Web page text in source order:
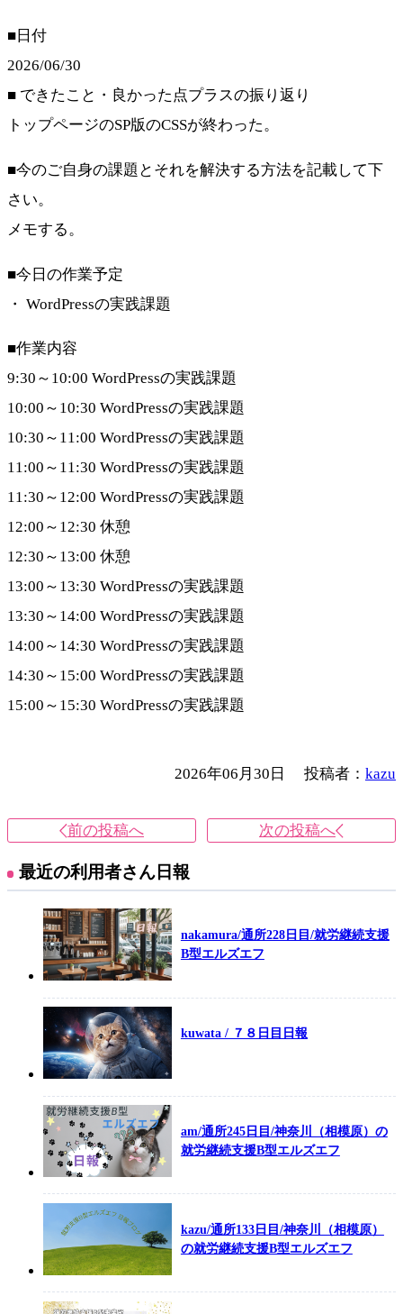
■日付
2026/06/30
■ できたこと・良かった点プラスの振り返り
トップページのSP版のCSSが終わった。
■今のご自身の課題とそれを解決する方法を記載して下
さい。
メモする。
■今日の作業予定
・ WordPressの実践課題
■作業内容
9:30～10:00 WordPressの実践課題
10:00～10:30 WordPressの実践課題
10:30～11:00 WordPressの実践課題
11:00～11:30 WordPressの実践課題
11:30～12:00 WordPressの実践課題
12:00～12:30 休憩
12:30～13:00 休憩
13:00～13:30 WordPressの実践課題
13:30～14:00 WordPressの実践課題
14:00～14:30 WordPressの実践課題
14:30～15:00 WordPressの実践課題
15:00～15:30 WordPressの実践課題
2026年06月30日 投稿者： kazu
前の投稿へ 次の投稿へ
最近の利用者さん日報
nakamura/通所228日目/就労継続支援
B型エルズエフ
kuwata / ７８日目日報
am/通所245日目/神奈川（相模原）の
就労継続支援B型エルズエフ
kazu/通所133日目/神奈川（相模原）
の就労継続支援B型エルズエフ